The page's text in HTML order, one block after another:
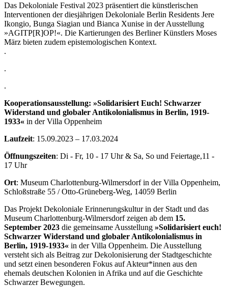
Das Dekoloniale Festival 2023 präsentiert die künstlerischen
Interventionen der diesjährigen Dekoloniale Berlin Residents Jere
Ikongio, Bunga Siagian und Bianca Xunise in der Ausstellung
»AGITP[R]OP!«. Die Kartierungen des Berliner Künstlers Moses
März bieten zudem epistemologischen Kontext.
.
.
.
Kooperationsausstellung: »Solidarisiert Euch! Schwarzer
Widerstand und globaler Antikolonialismus in Berlin, 1919-
1933« in der Villa Oppenheim
Laufzeit: 15.09.2023 – 17.03.2024
Öffnungszeiten: Di - Fr, 10 - 17 Uhr & Sa, So und Feiertage,11 -
17 Uhr
Ort: Museum Charlottenburg-Wilmersdorf in der Villa Oppenheim,
Schloßstraße 55 / Otto-Grüneberg-Weg, 14059 Berlin
Das Projekt Dekoloniale Erinnerungskultur in der Stadt und das
Museum Charlottenburg-Wilmersdorf zeigen ab dem 15.
September 2023 die gemeinsame Ausstellung »Solidarisiert euch!
Schwarzer Widerstand und globaler Antikolonialismus in
Berlin, 1919-1933« in der Villa Oppenheim. Die Ausstellung
versteht sich als Beitrag zur Dekolonisierung der Stadtgeschichte
und setzt einen besonderen Fokus auf Akteur*innen aus den
ehemals deutschen Kolonien in Afrika und auf die Geschichte
Schwarzer Bewegungen.